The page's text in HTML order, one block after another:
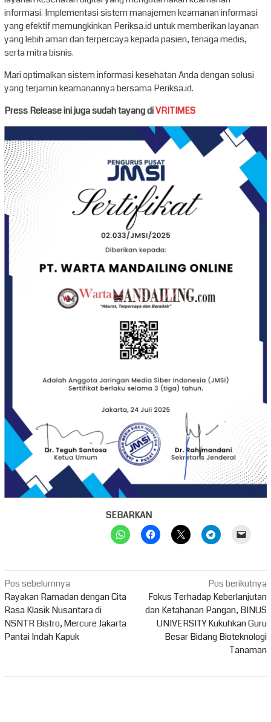
informasi. Implementasi sistem manajemen keamanan informasi
yang efektif memungkinkan Periksa.id untuk memberikan layanan
yang lebih aman dan terpercaya kepada pasien, tenaga medis,
serta mitra bisnis.
Mari optimalkan sistem informasi kesehatan Anda dengan solusi
yang terjamin keamanannya bersama Periksa.id.
Press Release ini juga sudah tayang diVRITIMES
SEBARKAN
Navigasi
pos
Pos sebelumnya
Rayakan Ramadan dengan Cita
Rasa Klasik Nusantara di
NSNTR Bistro, Mercure Jakarta
Pantai Indah Kapuk
Pos berikutnya
Fokus Terhadap Keberlanjutan
dan Ketahanan Pangan, BINUS
UNIVERSITY Kukuhkan Guru
Besar Bidang Bioteknologi
Tanaman